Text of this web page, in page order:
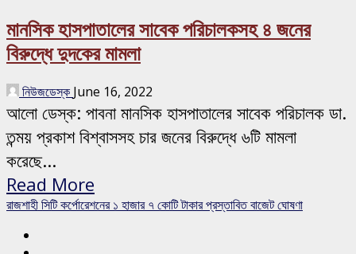
মানসিক হাসপাতালের সাবেক পরিচালকসহ ৪ জনের
বিরুদ্ধে দুদকের মামলা
নিউজডেস্ক June 16, 2022
আলো ডেস্ক: পাবনা মানসিক হাসপাতালের সাবেক পরিচালক ডা.
তন্ময় প্রকাশ বিশ্বাসসহ চার জনের বিরুদ্ধে ৬টি মামলা
করেছে...
Read More
রাজশাহী সিটি কর্পোরেশনের ১ হাজার ৭ কোটি টাকার প্রস্তাবিত বাজেট ঘোষণা